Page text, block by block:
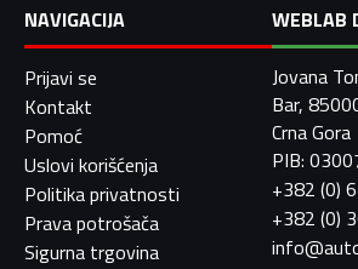
NAVIGACIJA
Prijavi se
Kontakt
Pomoć
Uslovi korišćenja
Politika privatnosti
Prava potrošača
Sigurna trgovina
WEBLAB
Jovana
Bar,
Crna Gora
PIB:
+382 (0)
+382 (0)